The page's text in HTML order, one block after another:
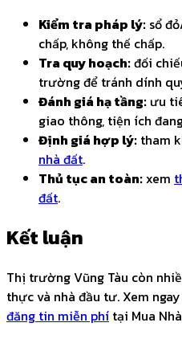
Kiểm tra pháp lý: sổ
chấp, không thế chấp.
Tra quy hoạch:đối
trường để tránh dính
Đánh giá hạ tầng: ưu
giao thông, tiện ích
Định giá hợp lý: tham
nhà đất.
Thủ tục an toàn:xem
đất.
Kết luận
Thị trường Vũng Tàu còn
thực và nhà đầu tư. Xem
đăng tin miễn phí tại Mua